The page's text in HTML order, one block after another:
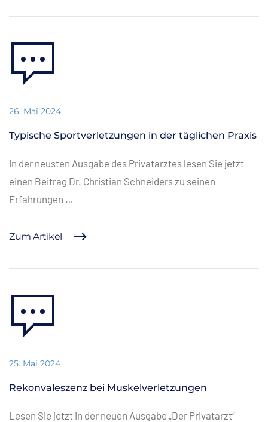
26. Mai 2024
Typische Sportverletzungen in der täglichen Praxis
In der neusten Ausgabe des Privatarztes lesen Sie jetzt
einen Beitrag Dr. Christian Schneiders zu seinen
Erfahrungen …
Zum Artikel
25. Mai 2024
Rekonvaleszenz bei Muskelverletzungen
Lesen Sie jetzt in der neuen Ausgabe „Der Privatarzt“